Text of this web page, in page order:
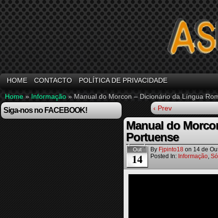
HOME CONTACTO POLÍTICA DE PRIVACIDADE
Home » Informação » Manual do Morcon – Dicionário da Língua
Siga-nos no FACEBOOK! ‹ Prev
Manual do
Portuense
Out
14
By Fjpinto18 on 14 de
Posted In: Informação,